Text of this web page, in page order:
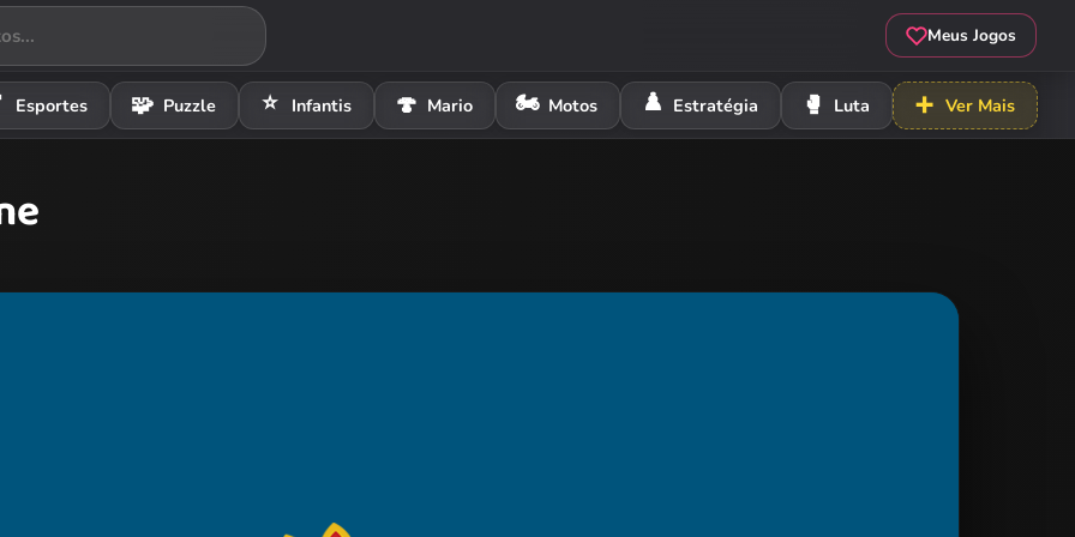
Meus Jogos
Esportes 🧩 Puzzle ⭐ Infantis 🍄 Mario 🏍️ Motos ♟️ Estratégia 🥊 Luta ➕ Ver Mais